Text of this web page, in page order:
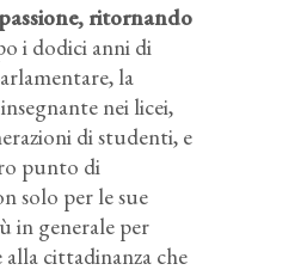
ritornando
i dodici anni di
la
nei licei,
di studenti, e
punto di
solo per le sue
in generale per
cittadinanza che